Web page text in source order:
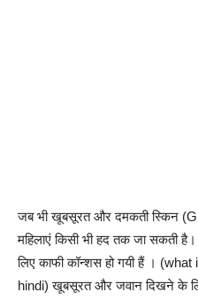
जब भी खूबसूरत और दमकती स्किन
महिलाएं किसी भी हद तक जा सकती
लिए काफी कॉन्शस हो गयी हैं ।
hindi) खूबसूरत और जवान दिखने के